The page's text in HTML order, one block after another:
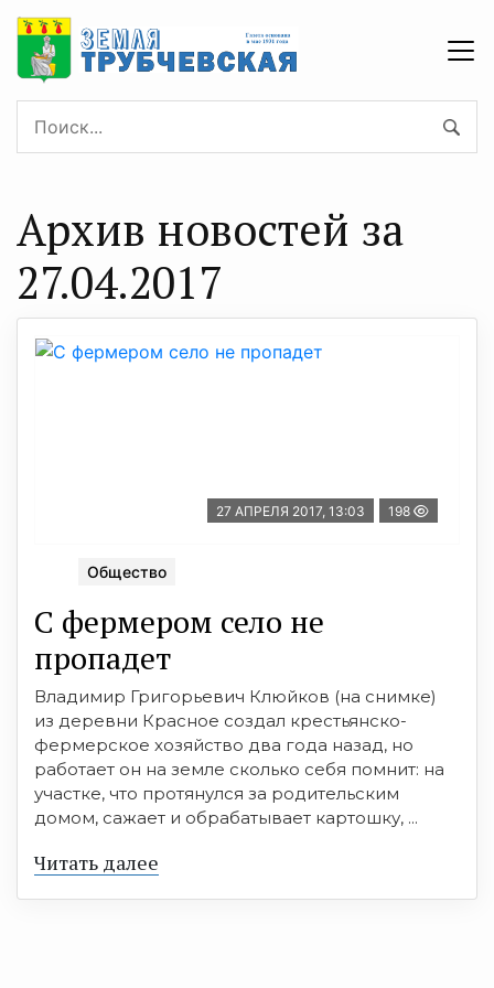
Архив новостей за
27.04.2017
27 АПРЕЛЯ 2017, 13:03 198
Общество
С фермером село не
пропадет
Владимир Григорьевич Клюйков (на снимке)
из деревни Красное создал крестьянско-
фермерское хозяйство два года назад, но
работает он на земле сколько себя помнит: на
участке, что протянулся за родительским
домом, сажает и обрабатывает картошку, ...
Читать далее